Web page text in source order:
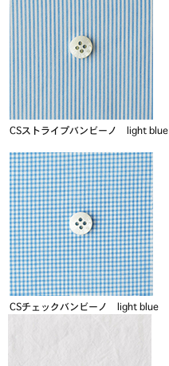
CSストライプバンビーノ light blue
CSチェックバンビーノ light blue